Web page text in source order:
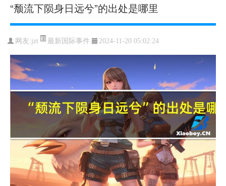
“颓流下陨身日远兮”的出处是哪里
网友:jzt 最新国际事件 2024-11-20 05:02:24